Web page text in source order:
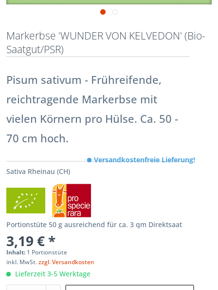
Markerbse 'WUNDER VON KELVEDON' (Bio-
Saatgut/PSR)
Pisum sativum - Frühreifende,
reichtragende Markerbse mit
vielen Körnern pro Hülse. Ca. 50 -
70 cm hoch.
Sativa Rheinau (CH)
Portionstüte 50 g ausreichend für ca. 3 qm Direktsaat
3,19 € *
Inhalt: 1 Portionstüte
inkl. MwSt.zzgl. Versandkosten
Versandkostenfreie Lieferung!
Lieferzeit 3-5 Werktage